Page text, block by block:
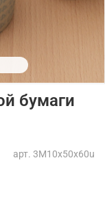
арт. 3M10x50x60u
бумаги